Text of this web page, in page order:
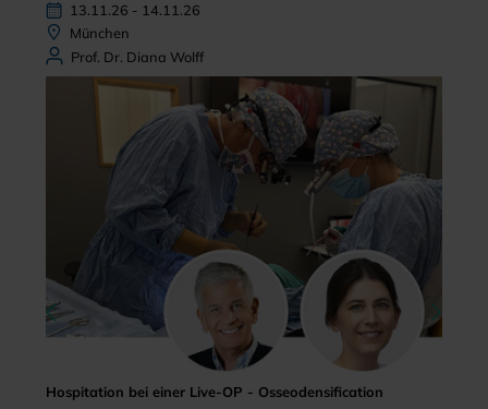
13.11.26 - 14.11.26
München
Prof. Dr. Diana Wolff
Hospitation bei einer Live-OP - Osseodensification